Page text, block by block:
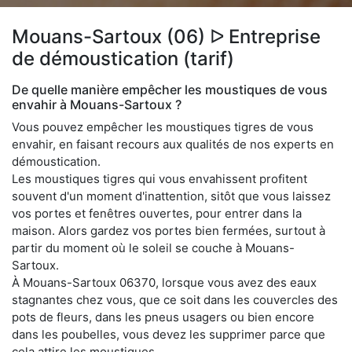
Mouans-Sartoux (06) ᐅ Entreprise
de démoustication (tarif)
De quelle manière empêcher les moustiques de vous
envahir à Mouans-Sartoux ?
Vous pouvez empêcher les moustiques tigres de vous
envahir, en faisant recours aux qualités de nos experts en
démoustication.
Les moustiques tigres qui vous envahissent profitent
souvent d'un moment d'inattention, sitôt que vous laissez
vos portes et fenêtres ouvertes, pour entrer dans la
maison. Alors gardez vos portes bien fermées, surtout à
partir du moment où le soleil se couche à Mouans-
Sartoux.
À Mouans-Sartoux 06370, lorsque vous avez des eaux
stagnantes chez vous, que ce soit dans les couvercles des
pots de fleurs, dans les pneus usagers ou bien encore
dans les poubelles, vous devez les supprimer parce que